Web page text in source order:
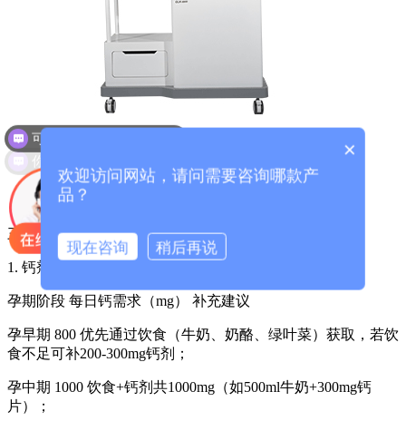
三、科学干预措施：补钙+维生素D是核心
1. 钙剂补充：分阶段调整剂量
孕期阶段 每日钙需求（mg） 补充建议
孕早期 800 优先通过饮食（牛奶、奶酪、绿叶菜）获取，若饮
食不足可补200-300mg钙剂；
孕中期 1000 饮食+钙剂共1000mg（如500ml牛奶+300mg钙
片）；
你们是怎么收费的呢？ ×
欢迎访问网站，请问需要咨询哪款产
品？
现在咨询 稍后再说